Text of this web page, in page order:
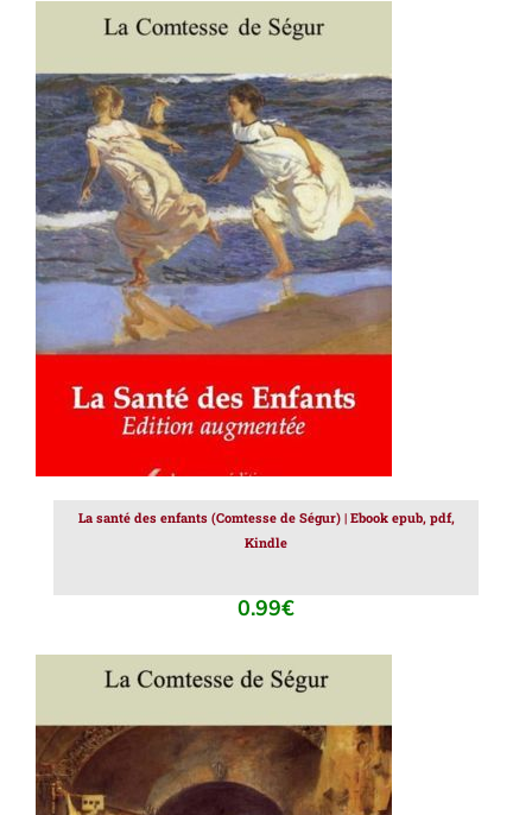
AJOUTER AU PANIER / DÉTAILS
La santé des enfants (Comtesse de Ségur) | Ebook epub, pdf,
Kindle
0.99€